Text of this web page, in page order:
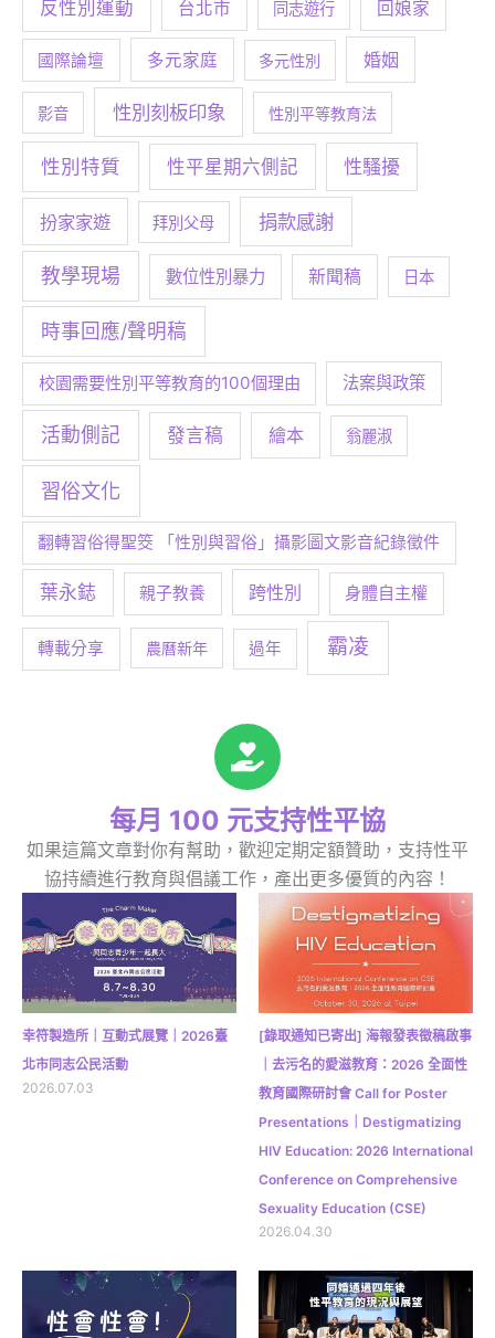
反性別運動 台北市 同志遊行 回娘家
國際論壇 多元家庭 多元性別 婚姻
影音 性別刻板印象 性別平等教育法
性別特質 性平星期六側記 性騷擾
扮家家遊 拜別父母 捐款感謝
教學現場 數位性別暴力 新聞稿 日本
時事回應/聲明稿
校園需要性別平等教育的100個理由 法案與政策
活動側記 發言稿 繪本 翁麗淑
習俗文化
翻轉習俗得聖筊 「性別與習俗」攝影圖文影音紀錄徵件
葉永鋕 親子教養 跨性別 身體自主權
轉載分享 農曆新年 過年 霸凌
每月 100 元支持性平協
如果這篇文章對你有幫助，歡迎定期定額贊助，支持性平
協持續進行教育與倡議工作，產出更多優質的內容！
幸符製造所｜互動式展覽｜2026臺
北市同志公民活動
2026.07.03
[錄取通知已寄出] 海報發表徵稿啟事
｜去污名的愛滋教育：2026 全面性
教育國際研討會 Call for Poster
Presentations｜Destigmatizing
HIV Education: 2026 International
Conference on Comprehensive
Sexuality Education (CSE)
2026.04.30